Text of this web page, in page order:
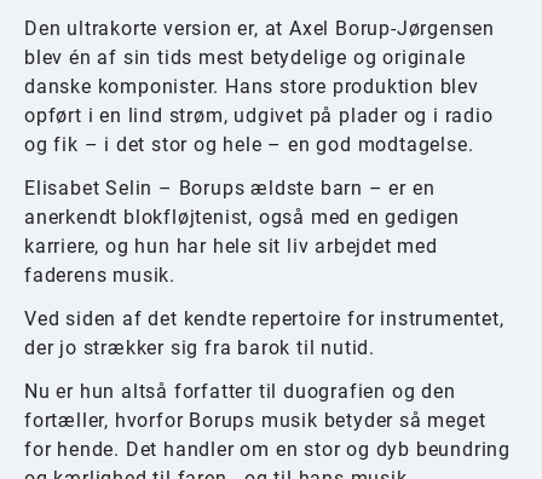
Den ultrakorte version er, at Axel Borup-Jørgensen
blev én af sin tids mest betydelige og originale
danske komponister. Hans store produktion blev
opført i en lind strøm, udgivet på plader og i radio
og fik – i det stor og hele – en god modtagelse.
Elisabet Selin – Borups ældste barn – er en
anerkendt blokfløjtenist, også med en gedigen
karriere, og hun har hele sit liv arbejdet med
faderens musik.
Ved siden af det kendte repertoire for instrumentet,
der jo strækker sig fra barok til nutid.
Nu er hun altså forfatter til duografien og den
fortæller, hvorfor Borups musik betyder så meget
for hende. Det handler om en stor og dyb beundring